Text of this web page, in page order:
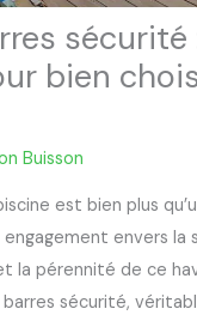
sécurité
bien
Buisson
est bien plus
engagement envers la
la pérennité de ce
sécurité,